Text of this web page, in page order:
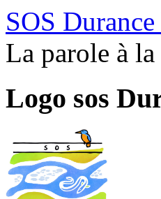
SOS
La parole à
Logo sos